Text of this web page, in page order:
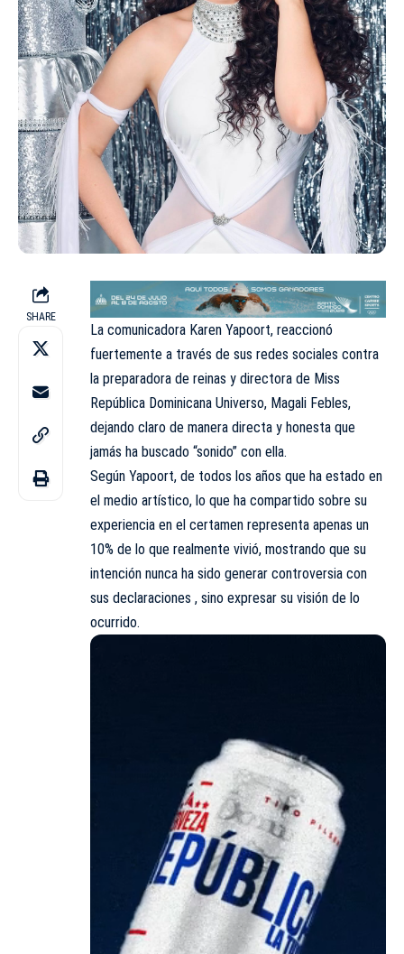
SHARE
La comunicadora Karen Yapoort, reaccionó
fuertemente a través de sus redes sociales contra
la preparadora de reinas y directora de Miss
República Dominicana Universo, Magali Febles,
dejando claro de manera directa y honesta que
jamás ha buscado “sonido” con ella.
Según Yapoort, de todos los años que ha estado en
el medio artístico, lo que ha compartido sobre su
experiencia en el certamen representa apenas un
10% de lo que realmente vivió, mostrando que su
intención nunca ha sido generar controversia con
sus declaraciones , sino expresar su visión de lo
ocurrido.